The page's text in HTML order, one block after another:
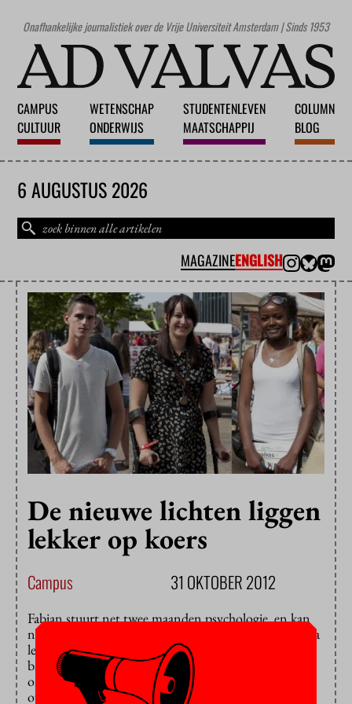
Onafhankelijke journalistiek over de Vrije Universiteit Amsterdam | Sinds 1953
CAMPUS
CULTUUR
WETENSCHAP
ONDERWIJS
STUDENTENLEVEN
MAATSCHAPPIJ
COLUMN
BLOG
6 AUGUSTUS 2026
MAGAZINEENGLISH
De nieuwe lichten liggen
lekker op koers
Campus 31 OKTOBER 2012
Fabian stuurt net twee maanden psychologie, en kan
nu al vrienden helpen. Rebecca vindt de natte practica
leuker dan de droge. En Elodie blijkt niet makkelijk
bang te krijgen. Er staan weer nieuwe avonturen van
onze Nieuwe Lichten opfacebook
over de overgang van school naar studie, en het leven